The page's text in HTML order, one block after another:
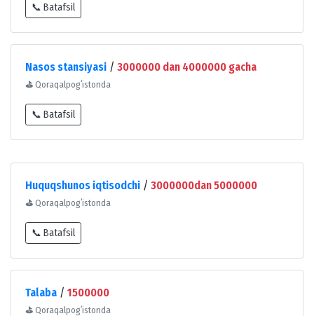
📞 Batafsil
Nasos stansiyasi / 3000000 dan 4000000 gacha
⛳ Qoraqalpogʻistonda
📞 Batafsil
Huquqshunos iqtisodchi / 3000000dan 5000000
⛳ Qoraqalpogʻistonda
📞 Batafsil
Talaba / 1500000
⛳ Qoraqalpogʻistonda